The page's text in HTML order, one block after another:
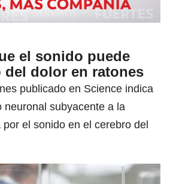
el sonido puede
dolor en ratones
publicado en Science indica
neuronal subyacente a la
el sonido en el cerebro del